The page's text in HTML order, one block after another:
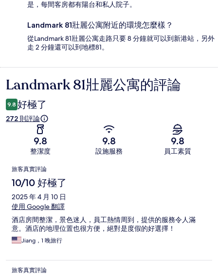
是，每間客房都有陽台和私人院子。
Landmark 81壯麗公寓附近的環境怎麼樣？
從Landmark 81壯麗公寓走路只要 8 分鐘就可以到新港站，另外
走 2 分鐘還可以到地標81。
評
論
Landmark 81壯麗公寓的評論
9.8 好極了
272 則評論
9.8
整潔度
9.8
設施服務
9.8
員工素質
評
論
旅客真實評論
10/10 好極了
2025 年 4 月 10 日
使用 Google 翻譯
酒店房間整潔，景色迷人，員工熱情周到，提供的服務令人滿
意。酒店的地理位置也很方便，絕對是度假的好選擇！
Jiang，1 晚旅行
旅客真實評論